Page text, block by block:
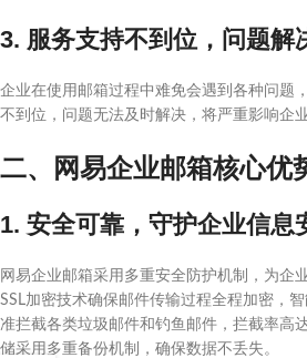
3. 服务支持不到位，问题解
企业在使用邮箱过程中难免会遇到各种问题
不到位，问题无法及时解决，将严重影响企
二、网易企业邮箱核心优
1. 安全可靠，守护企业信息
网易企业邮箱采用多重安全防护机制，为企
SSL加密技术确保邮件传输过程全程加密，
准拦截各类垃圾邮件和钓鱼邮件，拦截率高
储采用多重备份机制，确保数据不丢失。